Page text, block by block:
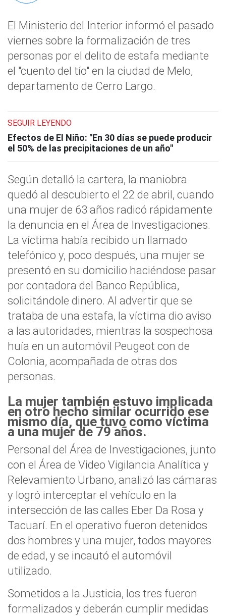
El Ministerio del Interior informó el pasado
viernes sobre la formalización de tres
personas por el delito de estafa mediante
el "cuento del tío" en la ciudad de Melo,
departamento de Cerro Largo.
SEGUIR LEYENDO
Efectos de El Niño: "En 30 días se puede producir
el 50% de las precipitaciones de un año"
Según detalló la cartera, la maniobra
quedó al descubierto el 22 de abril, cuando
una mujer de 63 años radicó rápidamente
la denuncia en el Área de Investigaciones.
La víctima había recibido un llamado
telefónico y, poco después, una mujer se
presentó en su domicilio haciéndose pasar
por contadora del Banco República,
solicitándole dinero. Al advertir que se
trataba de una estafa, la víctima dio aviso
a las autoridades, mientras la sospechosa
huía en un automóvil Peugeot con de
Colonia, acompañada de otras dos
personas.
La mujer también estuvo implicada
en otro hecho similar ocurrido ese
mismo día, que tuvo como víctima
a una mujer de 79 años.
Personal del Área de Investigaciones, junto
con el Área de Video Vigilancia Analítica y
Relevamiento Urbano, analizó las cámaras
y logró interceptar el vehículo en la
intersección de las calles Eber Da Rosa y
Tacuarí. En el operativo fueron detenidos
dos hombres y una mujer, todos mayores
de edad, y se incautó el automóvil
utilizado.
Sometidos a la Justicia, los tres fueron
formalizados y deberán cumplir medidas